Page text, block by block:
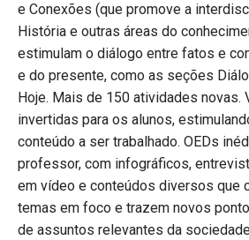
e Conexões (que promove a
História e outras áreas do
estimulam o diálogo entre fatos e
e do presente, como as seções
Hoje. Mais de 150 atividades novas.
invertidas para os alunos,
conteúdo a ser trabalhado. OEDs
professor, com infográficos,
em vídeo e conteúdos diversos que
temas em foco e trazem novos
de assuntos relevantes da